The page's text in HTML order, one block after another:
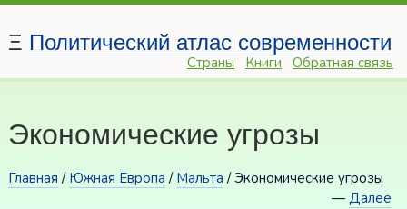
Ξ Политический атлас современности
Страны Книги Обратная связь
Экономические угрозы
Главная / Южная Европа / Мальта / Экономические угрозы
—Далее